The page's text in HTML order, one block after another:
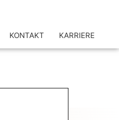
KONTAKT KARRIERE